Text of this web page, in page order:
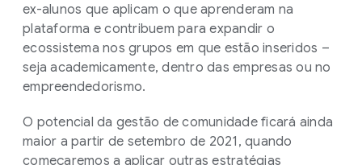
ex-alunos que aplicam o que aprenderam na
plataforma e contribuem para expandir o
ecossistema nos grupos em que estão inseridos –
seja academicamente, dentro das empresas ou no
empreendedorismo.
O potencial da gestão de comunidade ficará ainda
maior a partir de setembro de 2021, quando
começaremos a aplicar outras estratégias